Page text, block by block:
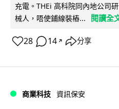
充電。THEi 高科院同內地公司
械人，唔使鋪線裝樁...
閱讀全
28 14 ↗ 分享
商業科技 資訊保安